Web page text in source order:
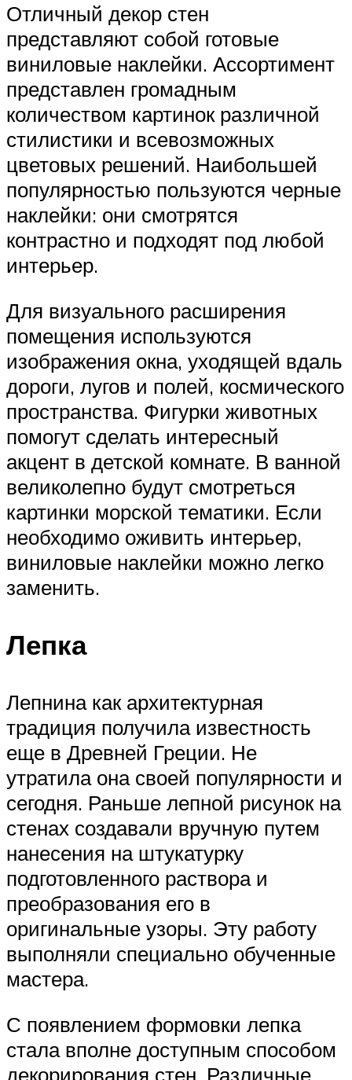
Отличный декор стен
представляют собой готовые
виниловые наклейки. Ассортимент
представлен громадным
количеством картинок различной
стилистики и всевозможных
цветовых решений. Наибольшей
популярностью пользуются черные
наклейки: они смотрятся
контрастно и подходят под любой
интерьер.
Для визуального расширения
помещения используются
изображения окна, уходящей вдаль
дороги, лугов и полей, космического
пространства. Фигурки животных
помогут сделать интересный
акцент в детской комнате. В ванной
великолепно будут смотреться
картинки морской тематики. Если
необходимо оживить интерьер,
виниловые наклейки можно легко
заменить.
Лепка
Лепнина как архитектурная
традиция получила известность
еще в Древней Греции. Не
утратила она своей популярности и
сегодня. Раньше лепной рисунок на
стенах создавали вручную путем
нанесения на штукатурку
подготовленного раствора и
преобразования его в
оригинальные узоры. Эту работу
выполняли специально обученные
мастера.
С появлением формовки лепка
стала вполне доступным способом
декорирования стен. Различные